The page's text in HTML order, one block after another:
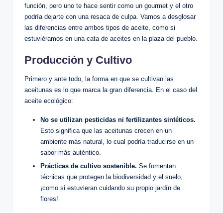
función, pero uno te hace sentir como un gourmet y el otro
podría dejarte con una resaca de culpa. Vamos a desglosar
las diferencias entre ambos tipos de aceite, como si
estuviéramos en una cata de aceites en la plaza del pueblo.
Producción y Cultivo
Primero y ante todo, la forma en que se cultivan las
aceitunas es lo que marca la gran diferencia. En el caso del
aceite ecológico:
No se utilizan pesticidas ni fertilizantes sintéticos.
Esto significa que las aceitunas crecen en un
ambiente más natural, lo cual podría traducirse en un
sabor más auténtico.
Prácticas de cultivo sostenible. Se fomentan
técnicas que protegen la biodiversidad y el suelo,
¡como si estuvieran cuidando su propio jardín de
flores!